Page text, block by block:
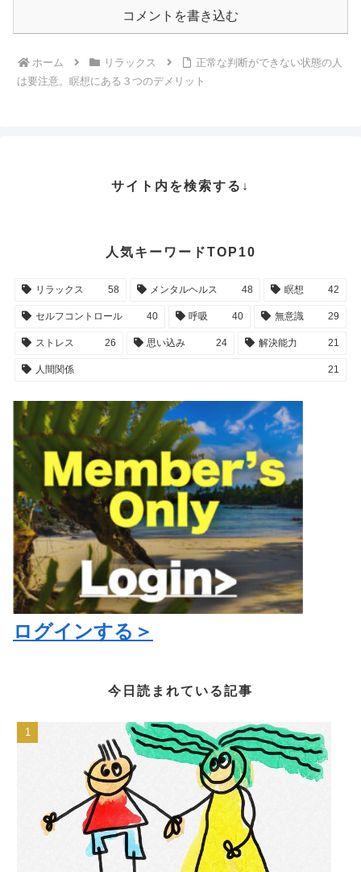
コメントを書き込む
ホーム リラックス
正常な判断ができない状態の人
は要注意。瞑想にある３つのデメリット
サイト内を検索する↓
人気キーワードTOP10
リラックス 58 メンタルヘルス 48 瞑想 42
セルフコントロール 40 呼吸 40 無意識 29
ストレス 26 思い込み 24 解決能力 21
人間関係 21
ログインする＞
今日読まれている記事